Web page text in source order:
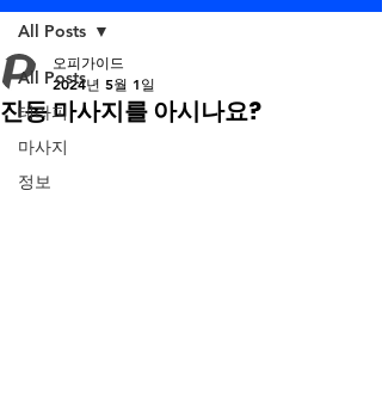
All Posts
테라피
마사지
정보
All Posts
진동 마사지를 아시나요?
오피가이드
2024년 5월 1일